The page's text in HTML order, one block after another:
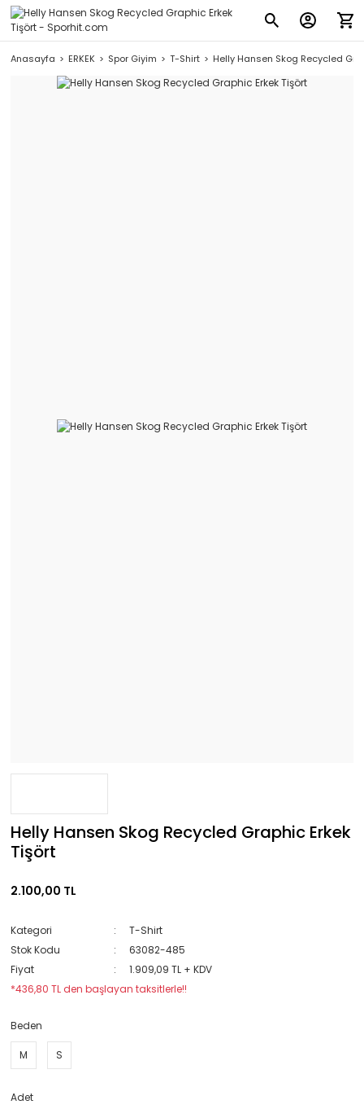
Anasayfa ERKEK Spor Giyim T-Shirt Helly Hansen Skog Recycled
Helly Hansen Skog Recycled Graphic Erkek
Tişört
2.100,00 TL
Kategori
T-Shirt
Stok Kodu
63082-485
Fiyat
1.909,09 TL + KDV
*436,80 TL den başlayan taksitlerle!!
Beden
M S
Adet